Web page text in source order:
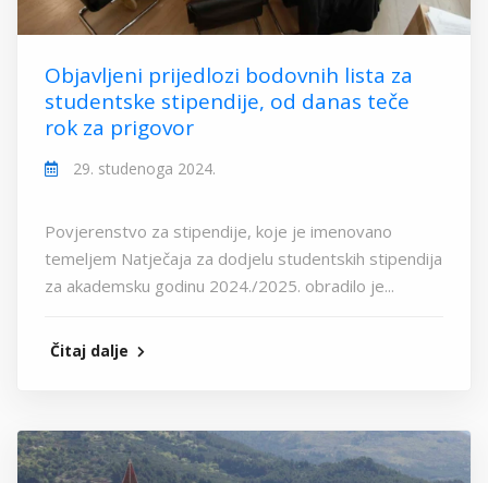
Objavljeni prijedlozi bodovnih lista za
studentske stipendije, od danas teče
rok za prigovor
29. studenoga 2024.
Povjerenstvo za stipendije, koje je imenovano
temeljem Natječaja za dodjelu studentskih stipendija
za akademsku godinu 2024./2025. obradilo je...
Čitaj dalje